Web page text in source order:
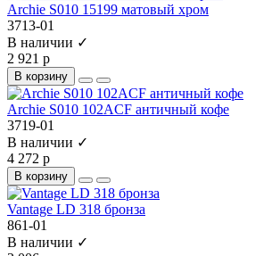
Archie S010 15199 матовый хром
3713-01
В наличии ✓
2 921 р
В корзину
Archie S010 102ACF античный кофе
3719-01
В наличии ✓
4 272 р
В корзину
Vantage LD 318 бронза
861-01
В наличии ✓